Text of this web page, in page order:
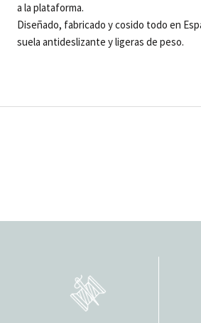
a la plataforma.
Diseñado, fabricado y cosido todo en
suela antideslizante y ligeras de peso.